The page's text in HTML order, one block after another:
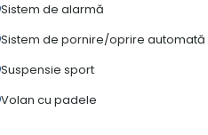
Sistem de alarmă
Sistem de pornire/oprire automată
Suspensie sport
Volan cu padele